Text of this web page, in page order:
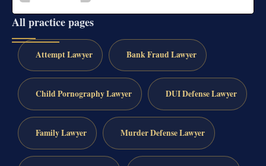
All practice pages
Attempt Lawyer Bank Fraud Lawyer
Child Pornography Lawyer DUI Defense Lawyer
Family Lawyer Murder Defense Lawyer